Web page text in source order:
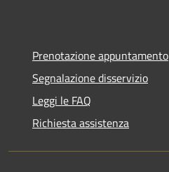
Prenotazione appuntamento
Segnalazione disservizio
Leggi le FAQ
Richiesta assistenza